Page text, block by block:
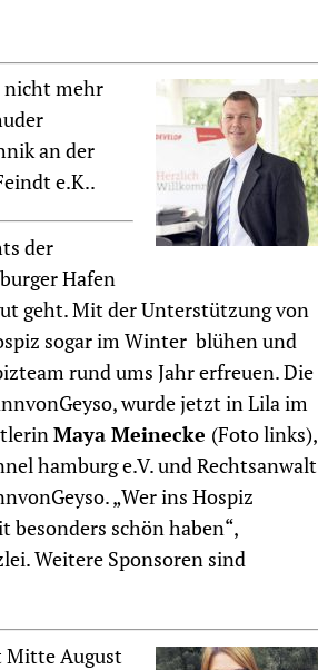
mehr
an der
e.K..
der
Hafen
geht. Mit der Unterstützung von
sogar im Winter blühen und
rund ums Jahr erfreuen. Die
wurde jetzt in Lila im
Maya Meinecke (Foto links),
hamburg e.V. und Rechtsanwalt
„Wer ins Hospiz
besonders schön haben“,
Weitere Sponsoren sind
Mitte August